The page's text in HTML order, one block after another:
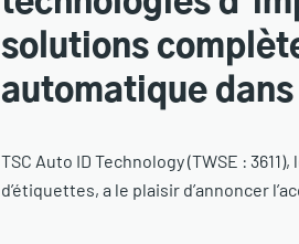
solutions
automatique
TSC Auto ID Technology (TWSE :
d’étiquettes, a le plaisir d’annoncer